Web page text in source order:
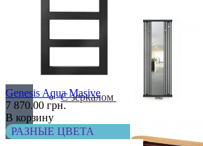
С зеркалом
Genesis Aqua Masive
7 870.00 грн.
В корзину
РАЗНЫЕ ЦВЕТА